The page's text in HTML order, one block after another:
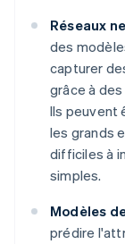
Réseaux
des
capturer
grâce à
Ils peuvent
les grands
difficiles à
simples.
Modèles
prédire